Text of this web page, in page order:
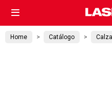

Home Catálogo